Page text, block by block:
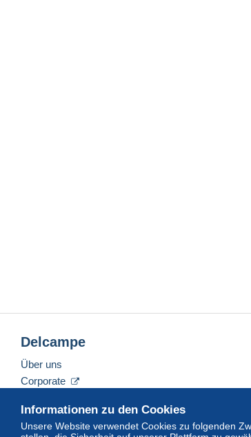
Informationen zu den Cookies
Unsere Website verwendet Cookies zu folgenden
Delcampe
Über uns
Corporate
Nehmen Sie Kontakt mit uns auf